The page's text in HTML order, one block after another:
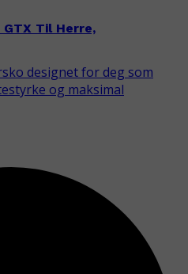
GTX Til Herre,
designet for deg som
og maksimal